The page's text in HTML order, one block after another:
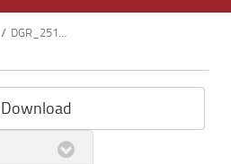
/ DGR_251-2012.pdf
Download